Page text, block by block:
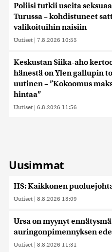
Poliisi tutkii useita
Turussa – kohdistuneet
valikoituihin naisiin
Uutiset | 7.8.2026 10:55
Keskustan Siika-aho
hänestä on Ylen gallupin
uutinen – ”Kokoomus
hintaa”
Uutiset | 6.8.2026 11:56
Uusimmat
HS: Kaikkonen
Uutiset | 8.8.2026 13:09
Ursa on myynyt
auringonpimennyksen
Uutiset | 8.8.2026 11:31